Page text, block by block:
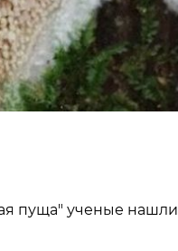
пуща" ученые нашли